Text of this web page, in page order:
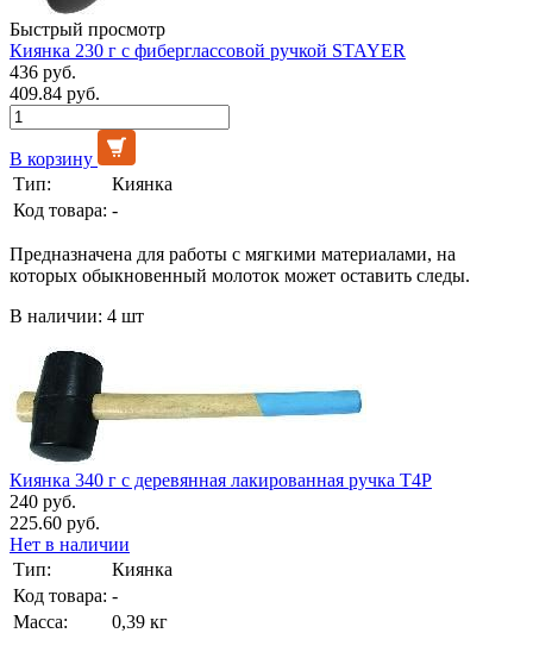
Быстрый просмотр
Киянка 230 г с фиберглассовой ручкой STAYER
436 руб.
409.84 руб.
В корзину
Тип:
Киянка
Код товара: -
Предназначена для работы с мягкими материалами, на
которых обыкновенный молоток может оставить следы.
В наличии: 4 шт
Киянка 340 г с деревянная лакированная ручка Т4Р
240 руб.
225.60 руб.
Нет в наличии
Тип:
Киянка
Код товара: -
Масса:
0,39 кг